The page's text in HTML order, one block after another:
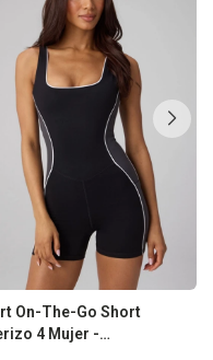
On-The-Go Short
4 Mujer -